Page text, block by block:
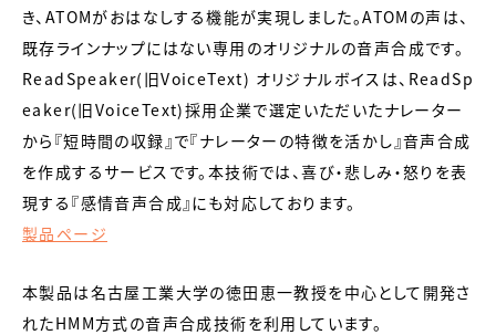
き、ATOMがおはなしする機能が実現しました。ATOMの声は、
既存ラインナップにはない専用のオリジナルの音声合成です。
ReadSpeaker(旧VoiceText) オリジナルボイスは、ReadSp
eaker(旧VoiceText)採用企業で選定いただいたナレーター
から『短時間の収録』で『ナレーターの特徴を活かし』音声合成
を作成するサービスです。本技術では、喜び・悲しみ・怒りを表
現する『感情音声合成』にも対応しております。
製品ページ
本製品は名古屋工業大学の徳田恵一教授を中心として開発さ
れたHMM方式の音声合成技術を利用しています。